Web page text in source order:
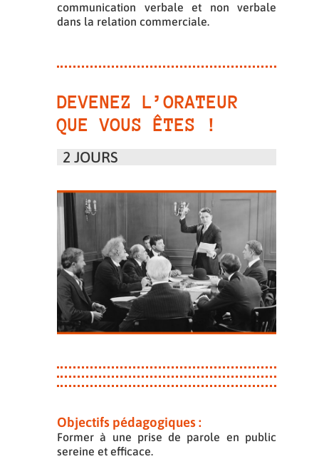
communication verbale et non verbale
dans la relation commerciale.
DEVENEZ L’ORATEUR
QUE VOUS ÊTES !
2 JOURS
Objectifs pédagogiques :
Former à une prise de parole en public
sereine et efficace.